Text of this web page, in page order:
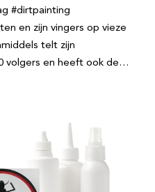
#dirtpainting
en zijn vingers op vieze
telt zijn
volgers en heeft ook de…